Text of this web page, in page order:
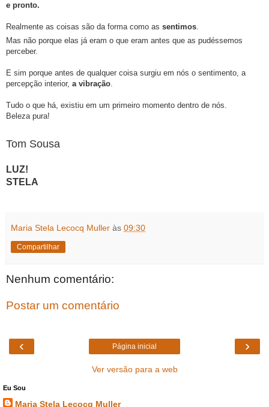
e pronto.
Realmente as coisas são da forma como as sentimos.
Mas não porque elas já eram o que eram antes que as pudéssemos
perceber.
E sim porque antes de qualquer coisa surgiu em nós o sentimento, a
percepção interior, a vibração.
Tudo o que há, existiu em um primeiro momento dentro de nós.
Beleza pura!
Tom Sousa
LUZ!
STELA
Maria Stela Lecocq Muller às 09:30
Compartilhar
Nenhum comentário:
Postar um comentário
‹ ›
Página inicial
Ver versão para a web
Eu Sou
Maria Stela Lecocq Muller